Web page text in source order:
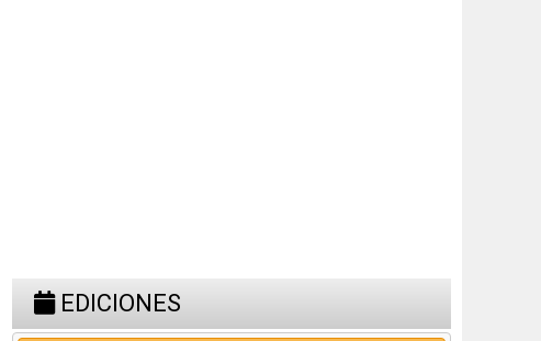
EDICIONES